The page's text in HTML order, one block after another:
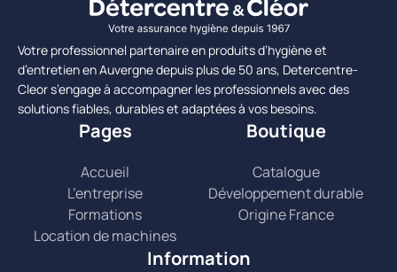
Votre professionnel partenaire en produits d’hygiène et
d’entretien en Auvergne depuis plus de 50 ans, Detercentre-
Cleor s’engage à accompagner les professionnels avec des
solutions fiables, durables et adaptées à vos besoins.
Pages
Accueil
L’entreprise
Formations
Location de machines
Boutique
Catalogue
Développement durable
Origine France
Information